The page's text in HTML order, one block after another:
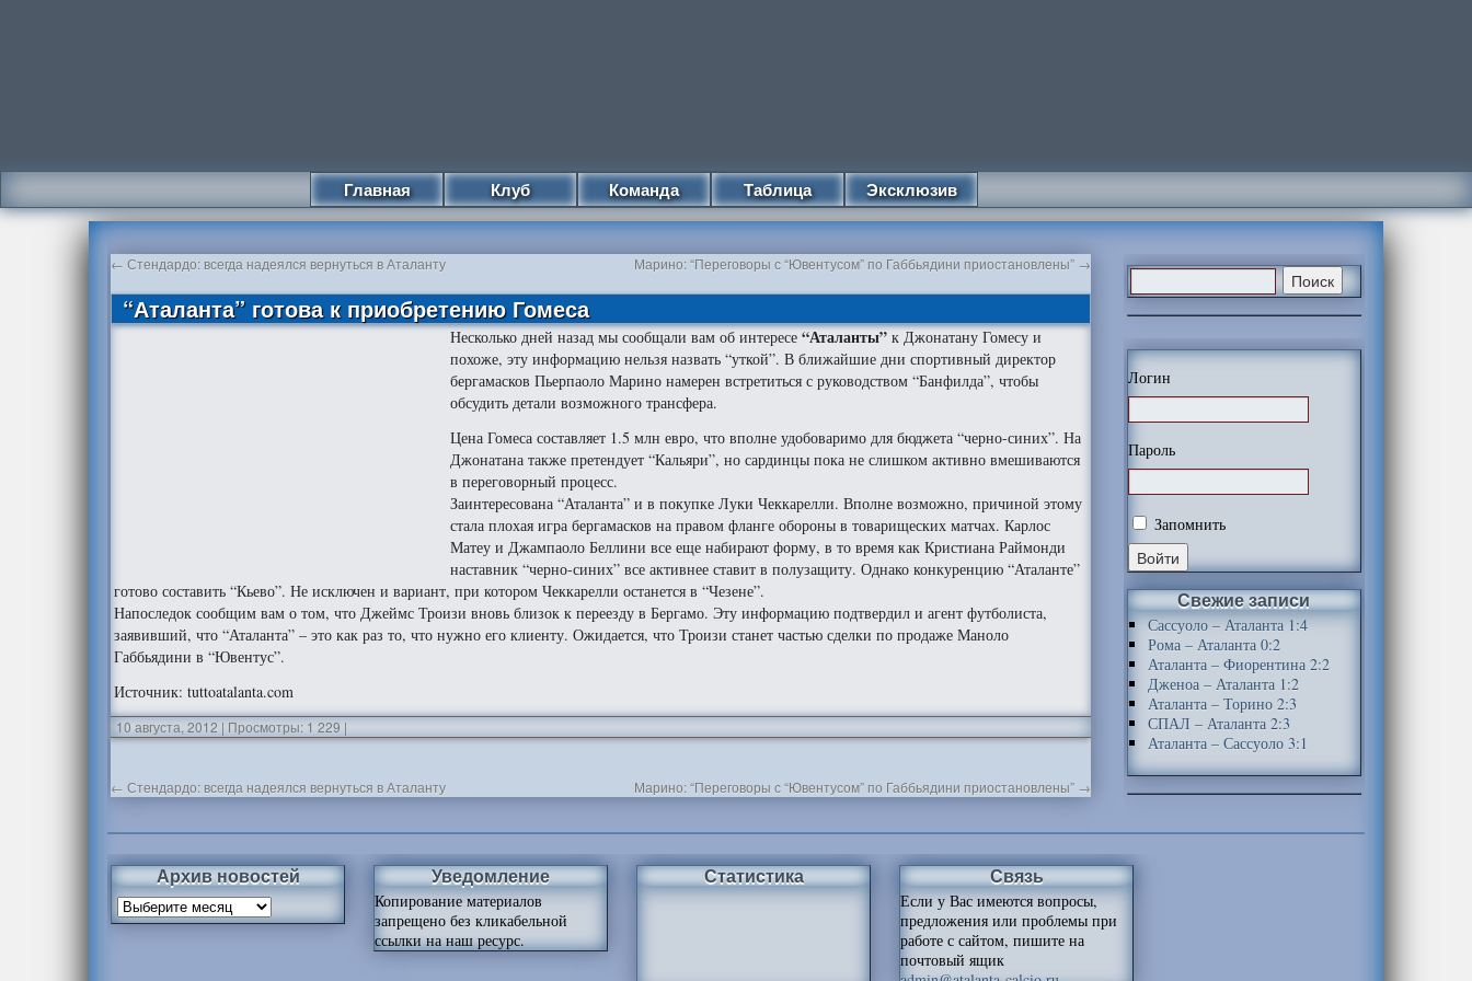
Главная Клуб Команда Таблица Эксклюзив
← Стендардо: всегда надеялся вернуться в Аталанту Марино: “Переговоры с “Ювентусом” по Габбьядини приостановлены” →
“Аталанта” готова к приобретению Гомеса
Несколько дней назад мы сообщали вам об интересе “Аталанты”к Джонатану Гомесу и
похоже, эту информацию нельзя назвать “уткой”.В ближайшие дни спортивный директор
бергамасков Пьерпаоло Марино намерен встретиться с руководством “Банфилда”, чтобы
обсудить детали возможного трансфера.
Цена Гомеса составляет 1.5 млн евро, что вполне удобоваримо для бюджета “черно-синих”. На
Джонатана также претендует “Кальяри”, но сардинцы пока не слишком активно вмешиваются
в переговорный процесс.
Заинтересована “Аталанта” и в покупке Луки Чеккарелли. Вполне возможно, причиной этому
стала плохая игра бергамасков на правом фланге обороны в товарищеских матчах. Карлос
Матеу и Джампаоло Беллини все еще набирают форму, в то время как Кристиана Раймонди
наставник “черно-синих” все активнее ставит в полузащиту. Однако конкуренцию “Аталанте”
готово составить “Кьево”. Не исключен и вариант, при котором Чеккарелли останется в “Чезене”.
Напоследок сообщим вам о том, что Джеймс Троизи вновь близок к переезду в Бергамо. Эту информацию подтвердил и агент футболиста,
заявивший, что “Аталанта” – это как раз то, что нужно его клиенту. Ожидается, что Троизи станет частью сделки по продаже Маноло
Габбьядини в “Ювентус”.
Источник: tuttoatalanta.com
10 августа, 2012 | Просмотры: 1 229 |
← Стендардо: всегда надеялся вернуться в Аталанту Марино: “Переговоры с “Ювентусом” по Габбьядини приостановлены” →
Логин
Пароль
Запомнить
Свежие записи
Сассуоло – Аталанта 1:4
Рома – Аталанта 0:2
Аталанта – Фиорентина 2:2
Дженоа – Аталанта 1:2
Аталанта – Торино 2:3
СПАЛ – Аталанта 2:3
Аталанта – Сассуоло 3:1
Архив новостей Уведомление
Копирование материалов
запрещено без кликабельной
ссылки на наш ресурс.
Статистика Связь
Если у Вас имеются вопросы,
предложения или проблемы при
работе с сайтом, пишите на
почтовый ящик